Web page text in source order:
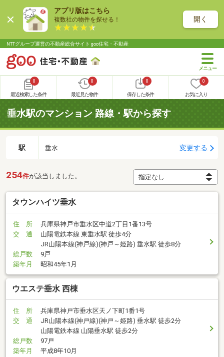
アプリ版はこちら
複数社の物件を探せる！ 開く
NTTグループ運営の不動産総合サイト goo住宅・不動産
0
最近検索した条件
0
最近見た物件
0
保存した条件
0
お気に入り
垂水駅のマンション 路線・駅から探す
駅 垂水 変更する
254件が該当しました。
タウンハイツ垂水
住 所
兵庫県神戸市垂水区中道2丁目1番13号
交 通
山陽電鉄本線 東垂水駅 徒歩4分
JR山陽本線(神戸線)(神戸～姫路) 垂水駅 徒歩8分
総戸数
9戸
築年月
昭和45年1月
ウエステ垂水 西棟
住 所
兵庫県神戸市垂水区天ノ下町1番1号
交 通
JR山陽本線(神戸線)(神戸～姫路) 垂水駅 徒歩2分
山陽電鉄本線 山陽垂水駅 徒歩2分
総戸数
97戸
築年月
平成8年10月